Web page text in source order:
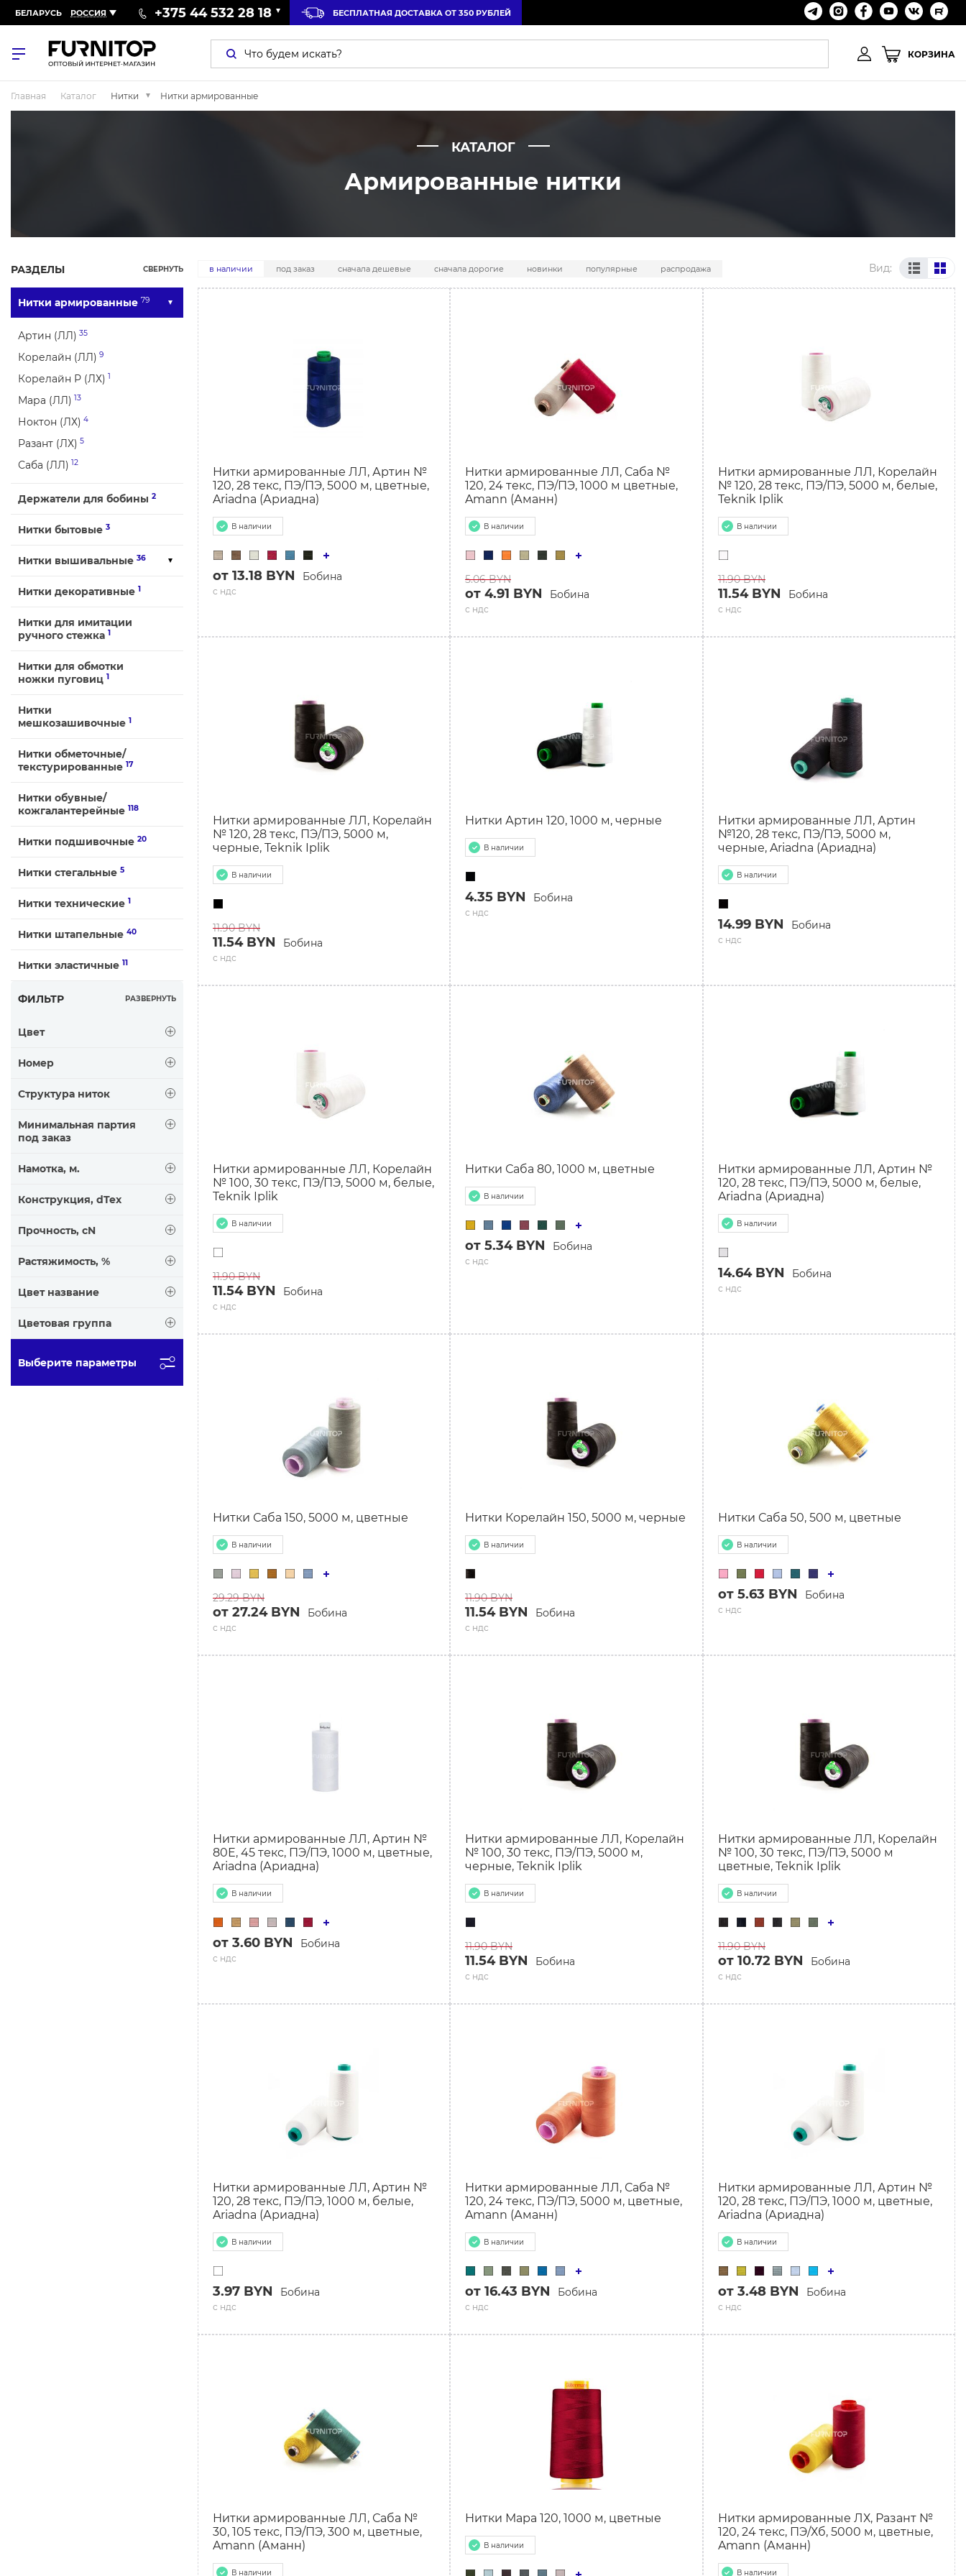
БЕЛАРУСЬ РОССИЯ +375 44 532 28 18 БЕСПЛАТНАЯ ДОСТАВКА ОТ 350 РУБЛЕЙ
КОРЗИНА
Главная Каталог Нитки Нитки армированные
КАТАЛОГ
Армированные нитки
РАЗДЕЛЫ СВЕРНУТЬ
Нитки армированные 79
Артин (ЛЛ) 35
Корелайн (ЛЛ) 9
Корелайн Р (ЛХ) 1
Мара (ЛЛ) 13
Ноктон (ЛХ) 4
Разант (ЛХ) 5
Саба (ЛЛ) 12
Держатели для бобины 2
Нитки бытовые 3
Нитки вышивальные 36
Нитки декоративные 1
Нитки для имитации
ручного стежка 1
Нитки для обмотки
ножки пуговиц 1
Нитки
мешкозашивочные 1
Нитки обметочные/
текстурированные 17
Нитки обувные/
кожгалантерейные 118
Нитки подшивочные 20
Нитки стегальные 5
Нитки технические 1
Нитки штапельные 40
Нитки эластичные 11
ФИЛЬТР РАЗВЕРНУТЬ
Цвет
Номер
Структура ниток
Минимальная партия
под заказ
Намотка, м.
Конструкция, dTex
Прочность, cN
Растяжимость, %
Цвет название
Цветовая группа
Выберите параметры
в наличии под заказ сначала дешевые сначала дорогие новинки популярные распродажа Вид:
Нитки армированные ЛЛ, Артин №
120, 28 текс, ПЭ/ПЭ, 5000 м, цветные,
Ariadna (Ариадна)
В наличии
с ндс
от 13.18 BYN Бобина
Нитки армированные ЛЛ, Саба №
120, 24 текс, ПЭ/ПЭ, 1000 м цветные,
Amann (Аманн)
В наличии
5.06 BYN
с ндс
от 4.91 BYN Бобина
Нитки армированные ЛЛ, Корелайн
№ 120, 28 текс, ПЭ/ПЭ, 5000 м, белые,
Teknik Iplik
В наличии
11.90 BYN
с ндс
11.54 BYN Бобина
Нитки армированные ЛЛ, Корелайн
№ 120, 28 текс, ПЭ/ПЭ, 5000 м,
черные, Teknik Iplik
В наличии
11.90 BYN
с ндс
11.54 BYN Бобина
Нитки Артин 120, 1000 м, черные
В наличии
с ндс
4.35 BYN Бобина
Нитки армированные ЛЛ, Артин
№120, 28 текс, ПЭ/ПЭ, 5000 м,
черные, Ariadna (Ариадна)
В наличии
с ндс
14.99 BYN Бобина
Нитки армированные ЛЛ, Корелайн
№ 100, 30 текс, ПЭ/ПЭ, 5000 м, белые,
Teknik Iplik
В наличии
11.90 BYN
с ндс
11.54 BYN Бобина
Нитки Саба 80, 1000 м, цветные
В наличии
с ндс
от 5.34 BYN Бобина
Нитки армированные ЛЛ, Артин №
120, 28 текс, ПЭ/ПЭ, 5000 м, белые,
Ariadna (Ариадна)
В наличии
с ндс
14.64 BYN Бобина
Нитки Саба 150, 5000 м, цветные
В наличии
29.29 BYN
с ндс
от 27.24 BYN Бобина
Нитки Корелайн 150, 5000 м, черные
В наличии
11.90 BYN
с ндс
11.54 BYN Бобина
Нитки Саба 50, 500 м, цветные
В наличии
с ндс
от 5.63 BYN Бобина
Нитки армированные ЛЛ, Артин №
80Е, 45 текс, ПЭ/ПЭ, 1000 м, цветные,
Ariadna (Ариадна)
В наличии
с ндс
от 3.60 BYN Бобина
Нитки армированные ЛЛ, Корелайн
№ 100, 30 текс, ПЭ/ПЭ, 5000 м,
черные, Teknik Iplik
В наличии
11.90 BYN
с ндс
11.54 BYN Бобина
Нитки армированные ЛЛ, Корелайн
№ 100, 30 текс, ПЭ/ПЭ, 5000 м
цветные, Teknik Iplik
В наличии
11.90 BYN
с ндс
от 10.72 BYN Бобина
Нитки армированные ЛЛ, Артин №
120, 28 текс, ПЭ/ПЭ, 1000 м, белые,
Ariadna (Ариадна)
В наличии
с ндс
3.97 BYN Бобина
Нитки армированные ЛЛ, Саба №
120, 24 текс, ПЭ/ПЭ, 5000 м, цветные,
Amann (Аманн)
В наличии
с ндс
от 16.43 BYN Бобина
Нитки армированные ЛЛ, Артин №
120, 28 текс, ПЭ/ПЭ, 1000 м, цветные,
Ariadna (Ариадна)
В наличии
с ндс
от 3.48 BYN Бобина
Нитки армированные ЛЛ, Саба №
30, 105 текс, ПЭ/ПЭ, 300 м, цветные,
Amann (Аманн)
В наличии
Нитки Мара 120, 1000 м, цветные
В наличии
Нитки армированные ЛХ, Разант №
120, 24 текс, ПЭ/Хб, 5000 м, цветные,
Amann (Аманн)
В наличии